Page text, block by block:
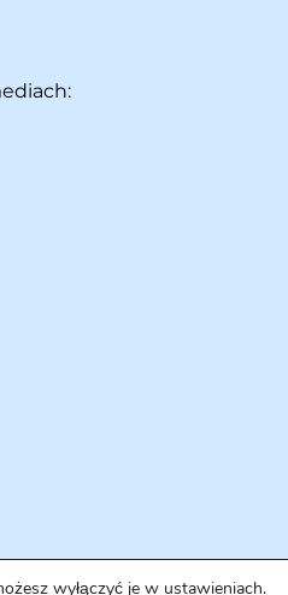
wyłączyć je w ustawieniach.